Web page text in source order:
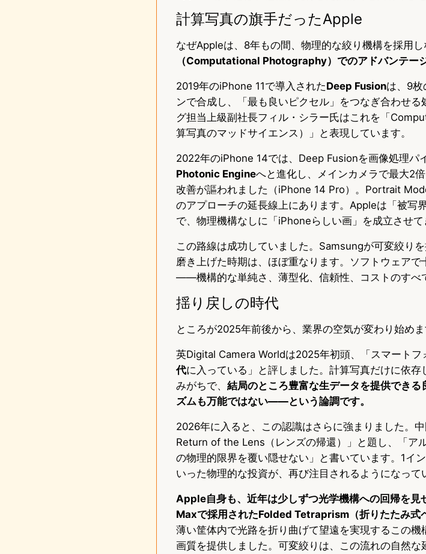
計算写真の旗手だったApple
なぜAppleは、8年もの間、物理的な絞り機構を採用し
（Computational Photography）でのアドバンテージ
2019年のiPhone 11で導入されたDeep Fusionは、9枚
ンで合成し、「最も良いピクセル」をつなぎ合わせ
グ担当上級副社長フィル・シラー氏はこれを「
算写真のマッドサイエンス）」と表現しています。
2022年のiPhone 14では、Deep Fusionを画像処理パ
Photonic Engineへと進化し、メインカメラで最大2
改善が謳われました（iPhone 14 Pro）。Portrait
のアプローチの延長線上にあります。Appleは「被写
で、物理機構なしに「iPhoneらしい画」を成立させて
この路線は成功していました。Samsungが可変絞り
磨き上げた時期は、ほぼ重なります。ソフトウェア
——機構的な単純さ、薄型化、信頼性、コストのすべ
揺り戻しの時代
ところが2025年前後から、業界の空気が変わり始めま
英Digital Camera Worldは2025年初頭、「スマートフ
代に入っている」と評しました。計算写真だけに依
みがちで、 結局のところ豊富な生データを提供でき
ズムも万能ではない——という論調です。
2026年に入ると、この認識はさらに強まりました。
Return of the Lens（レンズの帰還）」と題し、「ア
の物理的限界を覆い隠せない」と書いています。1イ
いった物理的な投資が、再び注目されるようになって
Apple自身も、近年は少しずつ光学機構への回帰を
Maxで採用されたFolded Tetraprism（折りたたみ式
薄い筐体内で光路を折り曲げて望遠を実現するこの
画質を提供しました。可変絞りは、この流れの自然な